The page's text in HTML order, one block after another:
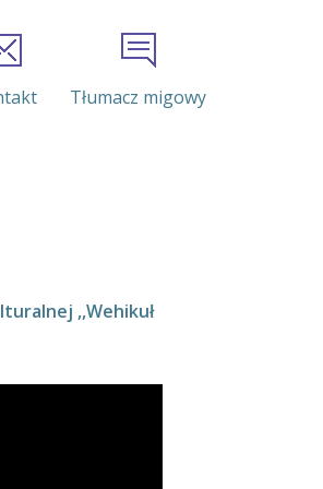
Tłumacz migowy
,,Wehikuł